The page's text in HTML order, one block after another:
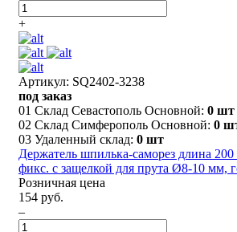
+
Артикул: SQ2402-3238
под заказ
01 Склад Севастополь Основной: 0 шт
02 Склад Симферополь Основной: 0
03 Удаленный склад: 0 шт
Держатель шпилька-саморез длина
фикс. с защелкой для прута Ø8-10 мм,
Розничная цена
154 руб.
–